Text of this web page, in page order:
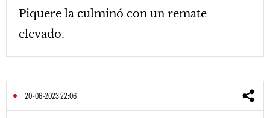
Piquere la culminó con un remate
elevado.
20-06-2023 22:06